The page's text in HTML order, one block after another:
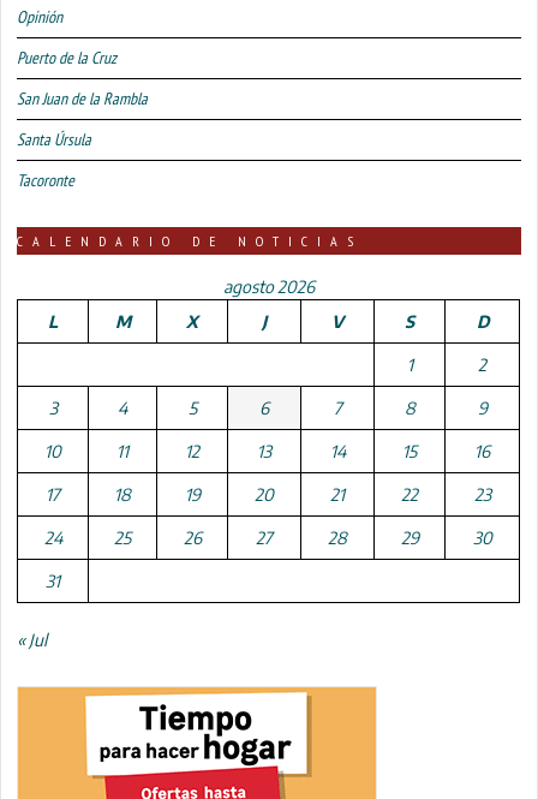
Opinión
Puerto de la Cruz
San Juan de la Rambla
Santa Úrsula
Tacoronte
CALENDARIO DE NOTICIAS
agosto 2026
L
M X J V S D
1 2
3 4 5 6 7 8 9
10 11 12 13 14 15 16
17 18 19 20 21 22 23
24 25 26 27 28 29 30
31
« Jul